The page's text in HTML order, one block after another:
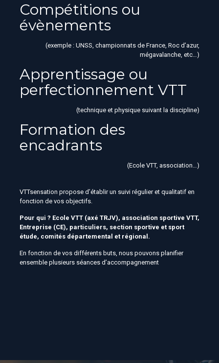
Compétitions ou
évènements
(exemple : UNSS, championnats de France, Roc d’azur,
mégavalanche, etc…)
Apprentissage ou
perfectionnement VTT
(technique et physique suivant la discipline)
Formation des
encadrants
(Ecole VTT, association…)
VTTsensation propose d’établir un suivi régulier et qualitatif en
fonction de vos objectifs.
Pour qui ? Ecole VTT (axé TRJV), association sportive VTT,
Entreprise (CE), particuliers, section sportive et sport
étude, comités départemental et régional.
En fonction de vos différents buts, nous pouvons planifier
ensemble plusieurs séances d’accompagnement